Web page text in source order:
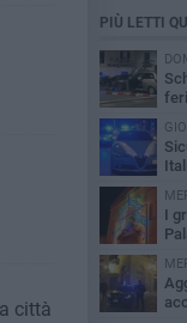
città
PIÙ LETTI
Polizia di
I